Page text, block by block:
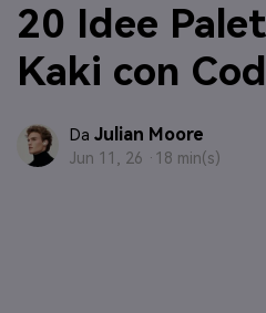
20 Idee
Kaki con
Da Julian Moore
Jun 11, 26 · 18 min(s)